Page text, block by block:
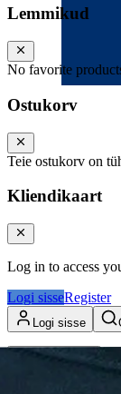
Lemmikud
No favorite
Ostukorv
Teie ostukorv on
Kliendikaart
Log in to access
Logi sisseRegister
Logi sisse
Kliendikaart